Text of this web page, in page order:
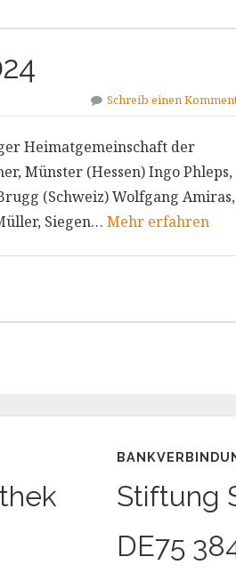
Schreib einen
Heimatgemeinschaft der
Münster (Hessen) Ingo Phleps,
(Schweiz) Wolfgang Amiras,
Siegen… Mehr erfahren
Stiftung
DE75